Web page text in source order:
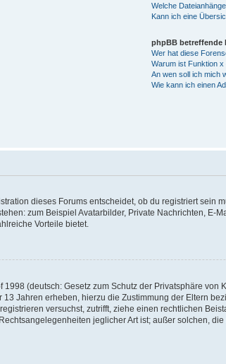
Welche
Kann ich eine
phpBB betreffende
Wer hat diese
Warum ist Funktion
An wen soll ich mich
Wie kann ich einen
dieses Forums entscheidet, ob du registriert sein
zum Beispiel Avatarbilder, Private Nachrichten, E-
Vorteile bietet.
(deutsch: Gesetz zum Schutz der Privatsphäre
Jahren erheben, hierzu die Zustimmung der Eltern
versuchst, zutrifft, ziehe einen rechtlichen
jeglicher Art ist; außer solchen,